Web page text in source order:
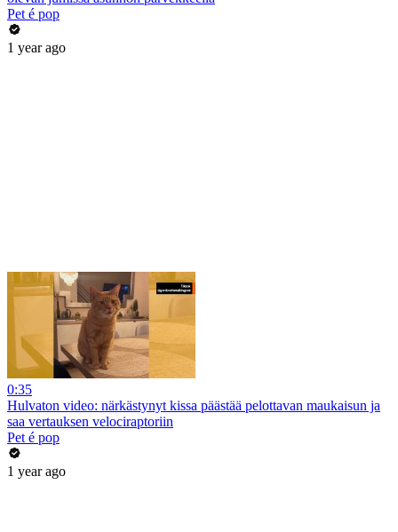
Pet é pop
1 year ago
0:35
Hulvaton video: närkästynyt kissa päästää pelottavan maukaisun ja
saa vertauksen velociraptoriin
Pet é pop
1 year ago